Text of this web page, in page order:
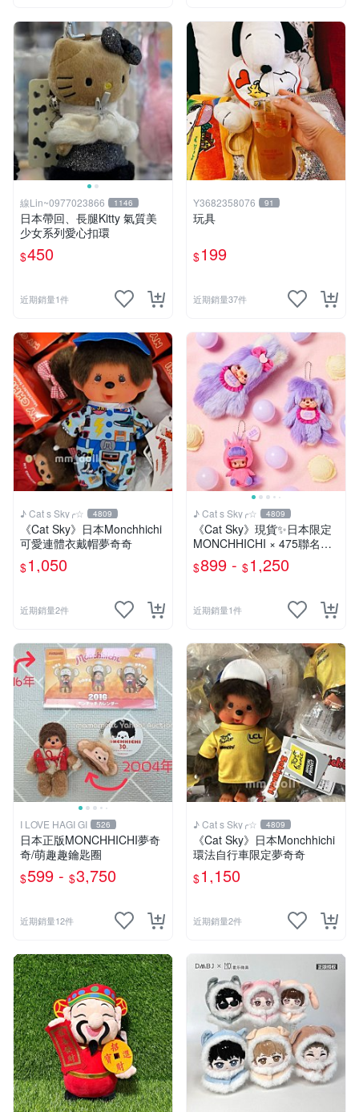
線Lin~0977023866 1146
日本帶回、長腿Kitty 氣質美
少女系列愛心扣環
$450
近期銷量1件
Y3682358076 91
玩具
$199
近期銷量37件
♪ Cat s Sky╭☆ 4809
《Cat Sky》日本Monchhichi
可愛連體衣戴帽夢奇奇
$1,050
近期銷量2件
♪ Cat s Sky╭☆ 4809
《Cat Sky》現貨✨️日本限定
MONCHHICHI × 475聯名款
夢奇奇
$899 - $1,250
近期銷量1件
I LOVE HAGI GI 526
日本正版MONCHHICHI夢奇
奇/萌趣趣鑰匙圈
$599 - $3,750
近期銷量12件
♪ Cat s Sky╭☆ 4809
《Cat Sky》日本Monchhichi
環法自行車限定夢奇奇
$1,150
近期銷量2件